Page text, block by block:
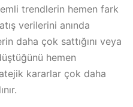
trendlerin hemen fark
verilerini anında
daha çok sattığını veya
hemen
kararlar çok daha